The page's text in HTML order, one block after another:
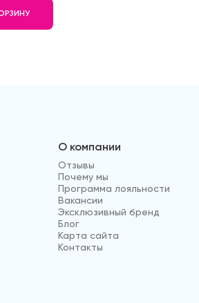
О компании
Отзывы
Почему мы
Программа лояльности
Вакансии
Эксклюзивный бренд
Блог
Карта сайта
Контакты